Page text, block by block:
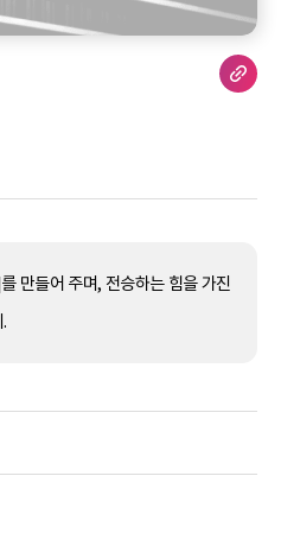
만들어 주며, 전승하는 힘을 가진